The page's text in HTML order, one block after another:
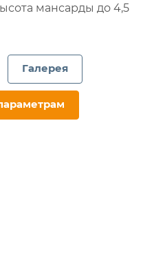
мансарды до 4,5
Галерея